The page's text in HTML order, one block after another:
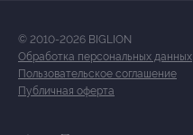
© 2010-2026 BIGLION
Обработка персональных данных
Пользовательское соглашение
Публичная оферта